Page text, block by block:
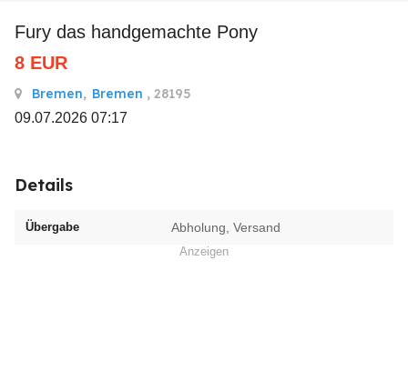
Fury das handgemachte Pony
8 EUR
Bremen, Bremen , 28195
09.07.2026 07:17
Details
Übergabe Abholung, Versand
Anzeigen